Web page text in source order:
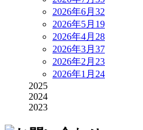
2026年6月 32
2026年5月 19
2026年4月 28
2026年3月 37
2026年2月 23
2026年1月 24
2025
2024
2023